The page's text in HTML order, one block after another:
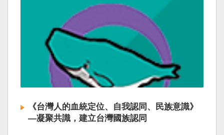
《台灣人的血統定位、自我認同、民族意識》
—凝聚共識，建立台灣國族認同